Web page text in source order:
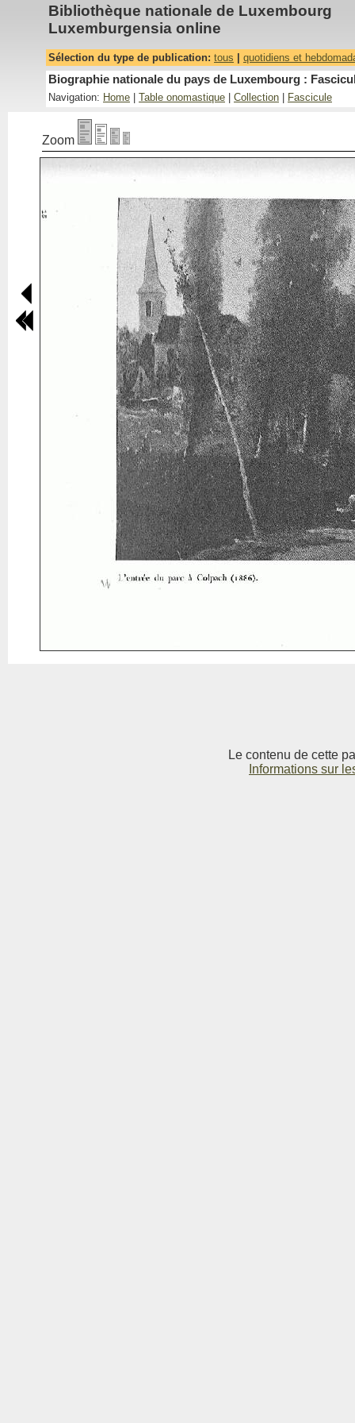
Bibliothèque nationale de Luxembourg
Luxemburgensia online
Sélection du type de publication: tous quotidiens et
Biographie nationale du pays de Luxembourg :
Navigation: Home Table onomastique Collection Fascicule
Zoom
Le contenu de cette
Informations sur